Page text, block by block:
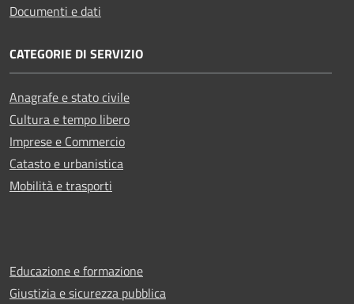
Documenti e dati
CATEGORIE DI SERVIZIO
Anagrafe e stato civile
Cultura e tempo libero
Imprese e Commercio
Catasto e urbanistica
Mobilità e trasporti
Educazione e formazione
Giustizia e sicurezza pubblica